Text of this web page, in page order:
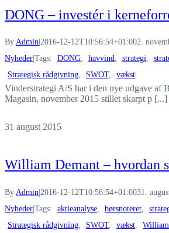
DONG – investér i
By Admin 2016-12-12T10:56:54+01:002.
Nyheder Tags: DONG, havvind, strategi,
Strategisk rådgivning, SWOT, vækst
Vinderstrategi A/S har i den nye udgave af
Magasin, november 2015 stillet skarpt p [...]
31 august 2015
William Demant – hvordan
By Admin 2016-12-12T10:56:54+01:0031.
Nyheder Tags: aktieanalyse, børsnoteret,
Strategisk rådgivning, SWOT, vækst,